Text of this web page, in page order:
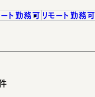
ート勤務可 リモート勤務可